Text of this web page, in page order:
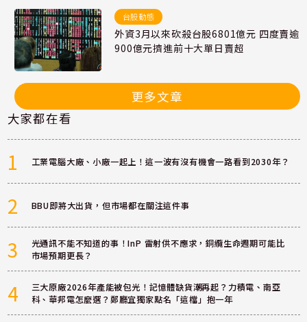
台股動態
外資3月以來砍殺台股6801億元 四度賣逾
900億元擠進前十大單日賣超
更多文章
大家都在看
1 工業電腦大廠、小廠一起上！這一波有沒有機會一路看到2030年？
2 BBU即將大出貨，但市場都在關注這件事
3
光通訊不能不知道的事！InP 雷射供不應求，銅纜生命週期可能比
市場預期更長？
4
三大原廠2026年產能被包光！記憶體缺貨潮再起？力積電、南亞
科、華邦電怎麼選？鄭廳宜獨家點名「這檔」抱一年